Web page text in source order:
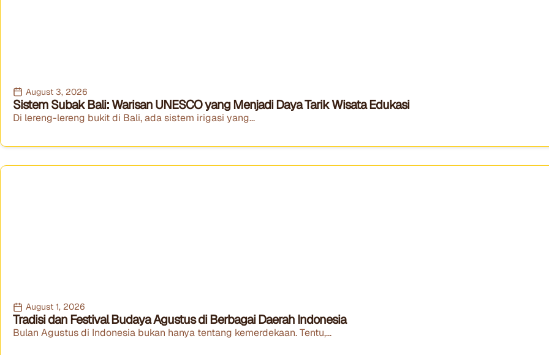
August 3, 2026
Sistem Subak Bali: Warisan UNESCO yang Menjadi Daya Tarik Wisata Edukasi
Di lereng-lereng bukit di Bali, ada sistem irigasi yang...
August 1, 2026
Tradisi dan Festival Budaya Agustus di Berbagai Daerah Indonesia
Bulan Agustus di Indonesia bukan hanya tentang kemerdekaan. Tentu,...